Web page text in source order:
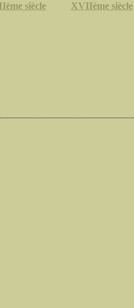
siècle
XVIIème siècle